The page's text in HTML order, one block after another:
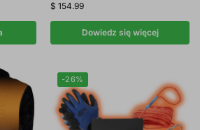
$ 154.99
Dowiedz się więcej
-26%